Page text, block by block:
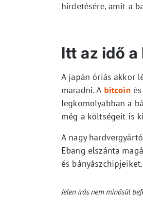
hirdetésére, amit a
Itt az idő
A japán óriás akkor
maradni. A bitcoin
legkomolyabban a
még a költségeit is
A nagy
Ebang elszánta
és bányászchipjeiket.
Jelen írás nem minősül